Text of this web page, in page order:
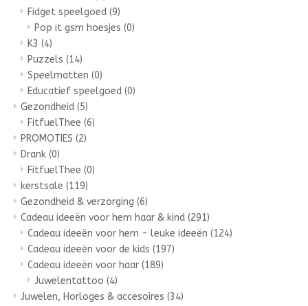
Fidget speelgoed (9)
Pop it gsm hoesjes (0)
K3 (4)
Puzzels (14)
Speelmatten (0)
Educatief speelgoed (0)
Gezondheid (5)
FitfuelThee (6)
PROMOTIES (2)
Drank (0)
FitfuelThee (0)
kerstsale (119)
Gezondheid & verzorging (6)
Cadeau ideeën voor hem haar & kind (291)
Cadeau ideeën voor hem - leuke ideeën (124)
Cadeau ideeën voor de kids (197)
Cadeau ideeën voor haar (189)
Juwelentattoo (4)
Juwelen, Horloges & accesoires (34)